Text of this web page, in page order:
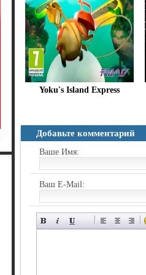
Yoku's Island Express
Добавьте комментарий
Ваше Имя:
Ваш E-Mail: